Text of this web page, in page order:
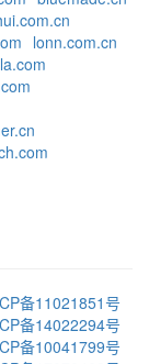
lonn.com.cn
备11021851号
备14022294号
备10041799号